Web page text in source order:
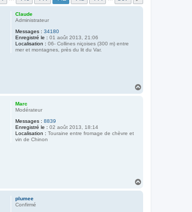
Claude
Administrateur
Messages : 34180
Enregistré le : 01 août 2013, 21:06
Localisation : 06- Collines niçoises (300 m) entre
mer et montagnes, près du lit du Var.
Marc
Modérateur
Messages : 8839
Enregistré le : 02 août 2013, 18:14
Localisation : Touraine entre fromage de chèvre et
vin de Chinon
plumee
Confirmé